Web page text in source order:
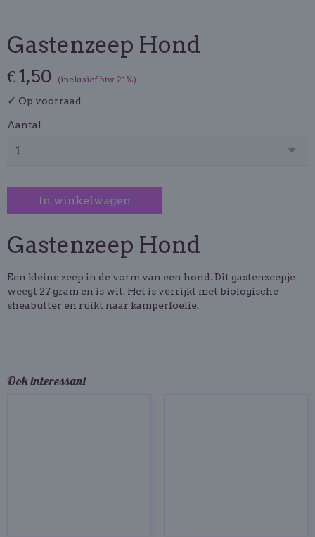
Gastenzeep Hond
€ 1,50 (inclusief btw 21%)
✓ Op voorraad
Aantal
In winkelwagen
Gastenzeep Hond
Een kleine zeep in de vorm van een hond. Dit gastenzeepje
weegt 27 gram en is wit. Het is verrijkt met biologische
sheabutter en ruikt naar kamperfoelie.
Ook interessant